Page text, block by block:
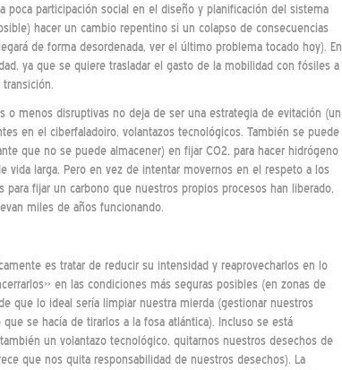
participación social en el diseño y planificación del sistema
hacer un cambio repentino si un colapso de consecuencias
de forma desordenada, ver el último problema tocado hoy). En
ya que se quiere trasladar el gasto de la mobilidad con fósiles a
menos disruptivas no deja de ser una estrategia de evitación (un
en el ciberfaladoiro, volantazos tecnológicos. También se puede
que no se puede almacener) en fijar CO2, para hacer hidrógeno
vida larga. Pero en vez de intentar movernos en el respeto a los
fijar un carbono que nuestros propios procesos han liberado,
miles de años funcionando.
es tratar de reducir su intensidad y reaprovecharlos en lo
en las condiciones más seguras posibles (en zonas de
que lo ideal sería limpiar nuestra mierda (gestionar nuestros
se hacía de tirarlos a la fosa atlántica). Incluso se está
un volantazo tecnológico, quitarnos nuestros desechos de
que nos quita responsabilidad de nuestros desechos). La